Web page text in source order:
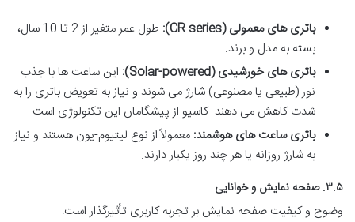
باتری های معمولی (CR series):
طول عمر متغیر از 2 تا 10 سال،
بسته به مدل و برند.
باتری های خورشیدی (Solar-powered):
این ساعت ها با جذب
نور (طبیعی یا مصنوعی) شارژ می شوند و نیاز به تعویض باتری را به
شدت کاهش می دهند. کاسیو از پیشگامان این تکنولوژی است.
باتری ساعت های هوشمند: معمولاً از نوع لیتیوم-یون هستند و نیاز
به شارژ روزانه یا هر چند روز یکبار دارند.
۳.۵. صفحه نمایش و خوانایی
وضوح و کیفیت صفحه نمایش بر تجربه کاربری تأثیرگذار است: